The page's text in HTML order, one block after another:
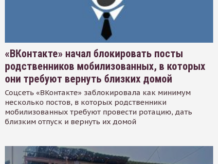
«ВКонтакте» начал блокировать посты
родственников мобилизованных, в которых
они требуют вернуть близких домой
Соцсеть «ВКонтакте» заблокировала как минимум
несколько постов, в которых родственники
мобилизованных требуют провести ротацию, дать
близким отпуск и вернуть их домой